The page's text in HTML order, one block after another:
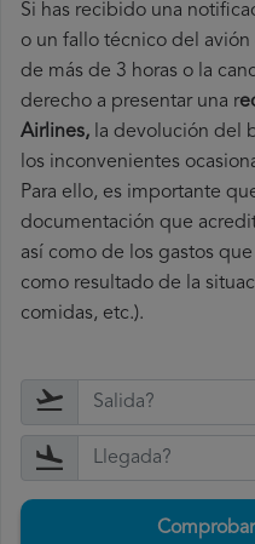
Si has recibido una
o un fallo técnico del
de más de 3 horas o la
derecho a presentar una r
Airlines, la devolución del
los inconvenientes
Para ello, es importante
documentación que
así como de los gastos
como resultado de la
comidas, etc.).